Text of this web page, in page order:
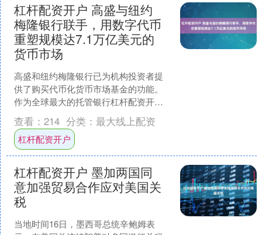
杠杆配资开户 高盛与纽约
梅隆银行联手，用数字代币
重塑规模达7.1万亿美元的
货币市场
高盛和纽约梅隆银行已为机构投资者提
供了购买代币化货币市场基金的功能。
作为全球最大的托管银行杠杆配资开户
杠杆配资开户，纽约梅隆银行的客户将
能够投资货币市场基金，这....
查看： 214 分类： 最大线上配资
杠杆配资开户
杠杆配资开户 墨加两国同
意加强贸易合作应对美国关
税
当地时间16日，墨西哥总统辛鲍姆表